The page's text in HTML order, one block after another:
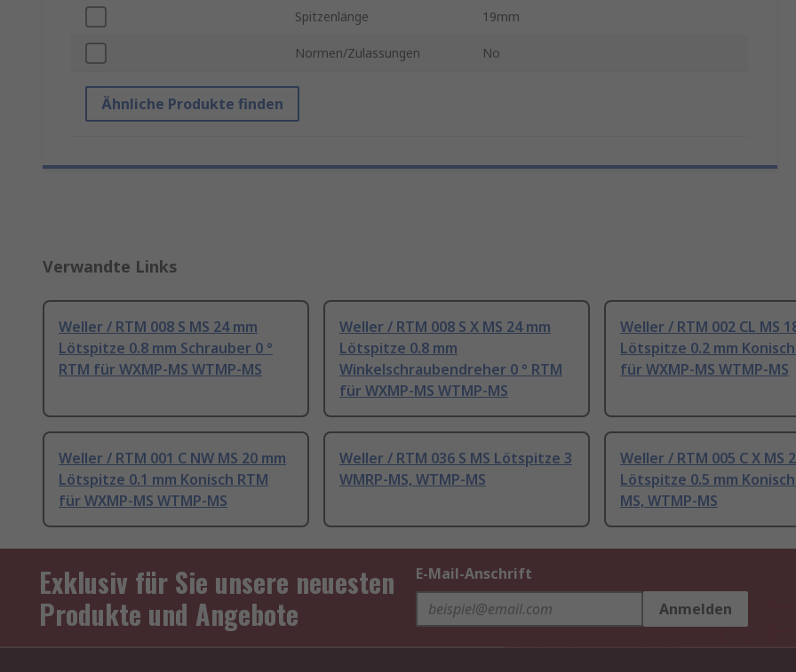
Spitzenlänge 19mm
Normen/Zulassungen No
Ähnliche Produkte finden
Verwandte Links
Weller / RTM 008 S MS 24 mm
Lötspitze 0.8 mm Schrauber 0 °
RTM für WXMP-MS WTMP-MS
Weller / RTM 008 S X MS 24 mm
Lötspitze 0.8 mm
Winkelschraubendreher 0 ° RTM
für WXMP-MS WTMP-MS
Weller / RTM 002 CL MS
Lötspitze 0.2 mm
für WXMP-MS WTMP-MS
Weller / RTM 001 C NW MS 20 mm
Lötspitze 0.1 mm Konisch RTM
für WXMP-MS WTMP-MS
Weller / RTM 036 S MS Lötspitze 3
WMRP-MS, WTMP-MS
Weller / RTM 005 C X MS
Lötspitze 0.5 mm Konisch
MS, WTMP-MS
Exklusiv für Sie unsere neuesten
Produkte und Angebote
E-Mail-Anschrift
Anmelden